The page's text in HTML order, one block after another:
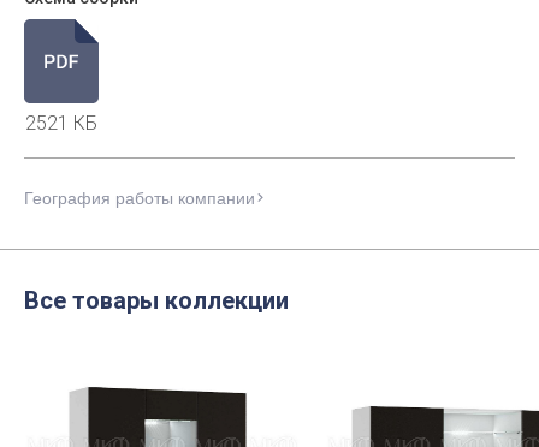
2521 КБ
География работы компании
Все товары коллекции